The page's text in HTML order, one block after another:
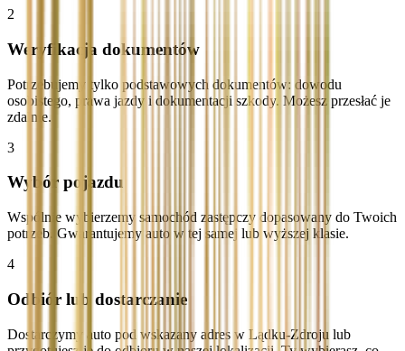
2
Weryfikacja dokumentów
Potrzebujemy tylko podstawowych dokumentów: dowodu
osobistego, prawa jazdy i dokumentacji szkody. Możesz przesłać je
zdalnie.
3
Wybór pojazdu
Wspólnie wybierzemy samochód zastępczy dopasowany do Twoich
potrzeb. Gwarantujemy auto w tej samej lub wyższej klasie.
4
Odbiór lub dostarczanie
Dostarczymy auto pod wskazany adres w Lądku-Zdroju lub